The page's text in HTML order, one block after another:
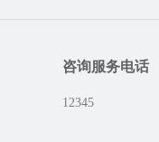
咨询服务电话
12345